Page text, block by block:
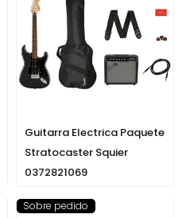
Guitarra Electrica Paquete
Stratocaster Squier
0372821069
Sobre pedido